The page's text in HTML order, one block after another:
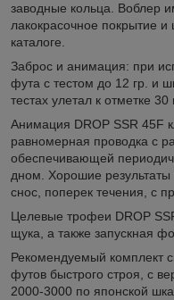
заводные кольца. Воблер
лакокрасочное покрытие
каталоге.
Заброс и анимация: при
фута с тестом до 12 гр. и
тестах улетал к отметке 30
Анимация DROP SSR 45F
равномерная проводка с
обеспечивающей
дном. Хорошие результаты
снос, поперек течения, с
Целевые трофеи DROP
щука, а также запускная
Рекомендуемый комплект
футов быстрого строя, с
2000-3000 по японской